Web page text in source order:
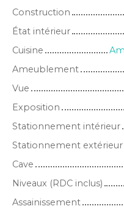
Construction
État intérieur
Cuisine
Ameublement
Vue
Exposition
Stationnement intérieur
Stationnement extérieur
Cave
Niveaux (RDC inclus)
Assainissement